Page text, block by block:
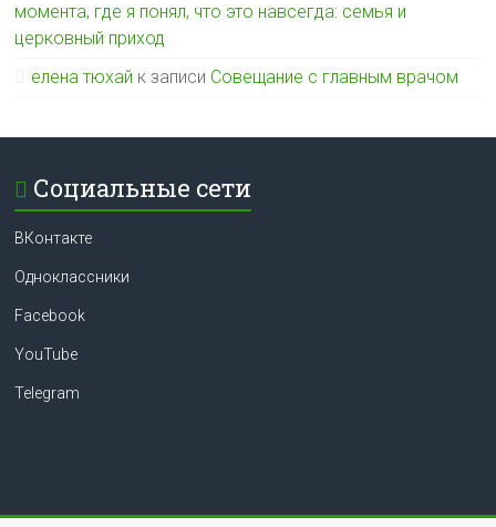
момента, где я понял, что это навсегда: семья и
церковный приход
елена тюхай к записи Совещание с главным врачом
Социальные сети
ВКонтакте
Одноклассники
Facebook
YouTube
Telegram